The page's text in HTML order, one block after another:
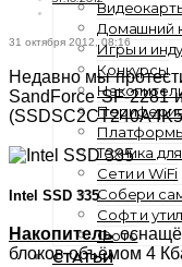
Домашний
Игры и
Конкурсы
Техника
Сети и WiFi
Собери
Софт и
Фото
СТАТЬИ
31 октября 2012, 08:16
Недавно мы
SandForce SF-2281
Intel SSD 335
Накопитель
блоков объёмом 4